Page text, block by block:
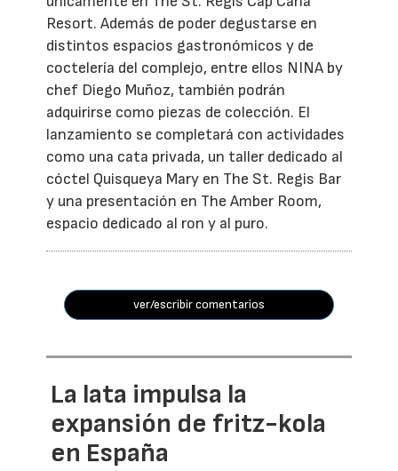
Resort. Además de poder degustarse en
distintos espacios gastronómicos y de
coctelería del complejo, entre ellos NINA by
chef Diego Muñoz, también podrán
adquirirse como piezas de colección. El
lanzamiento se completará con actividades
como una cata privada, un taller dedicado al
cóctel Quisqueya Mary en The St. Regis Bar
y una presentación en The Amber Room,
espacio dedicado al ron y al puro.
ver/escribir comentarios
La lata impulsa la
expansión de fritz-kola
en España